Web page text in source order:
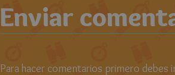
Enviar
Para hacer comentarios primero debes